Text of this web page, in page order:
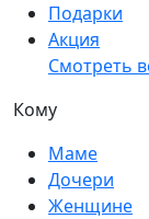
Подарки
Акция
Смотреть
Кому
Маме
Дочери
Женщине